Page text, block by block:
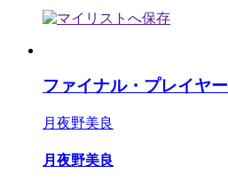
ファイナル・プレイヤー
月夜野美良
月夜野美良